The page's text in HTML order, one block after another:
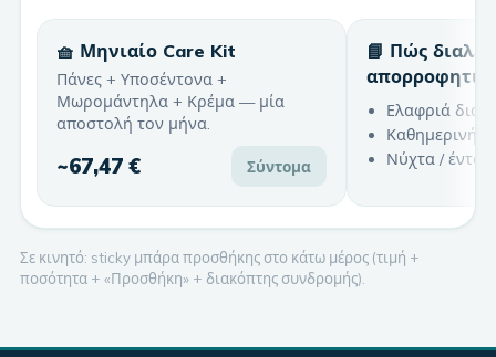
🧺 Μηνιαίο Care Kit
Πάνες + Υποσέντονα +
Μωρομάντηλα + Κρέμα — μία
αποστολή τον μήνα.
~67,47 € Σύντομα
📘 Πώς
Ελαφριά
Καθημερινή
Νύχτα /
Σε κινητό: sticky μπάρα προσθήκης στο κάτω μέρος (τιμή +
ποσότητα + «Προσθήκη» + διακόπτης συνδρομής).